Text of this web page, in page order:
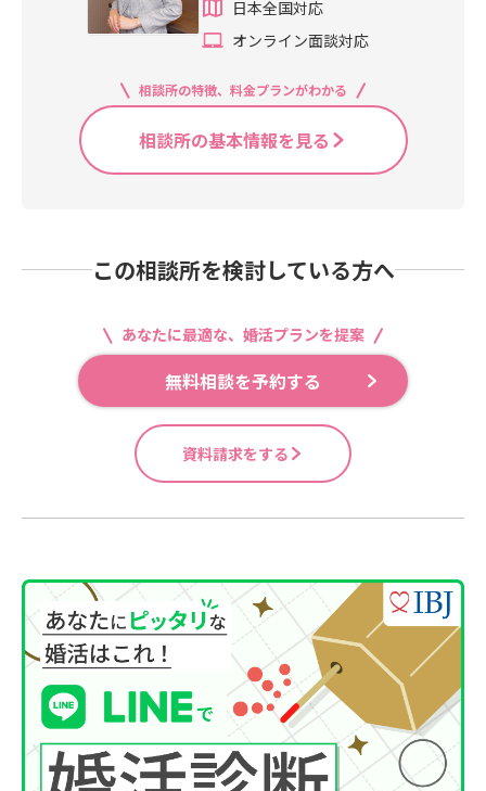
日本全国対応
オンライン面談対応
相談所の特徴、料金プランがわかる
相談所の基本情報を見る
この相談所を検討している方へ
あなたに最適な、婚活プランを提案
無料相談を予約する
資料請求をする